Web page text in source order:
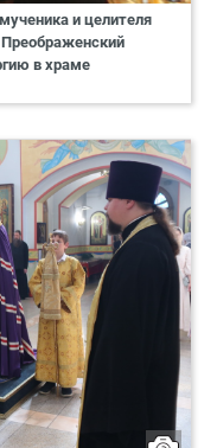
и целителя
в храме